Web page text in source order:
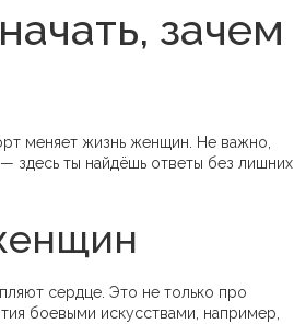
зачем
меняет жизнь женщин. Не важно,
здесь ты найдёшь ответы без лишних
сердце. Это не только про
боевыми искусствами, например,